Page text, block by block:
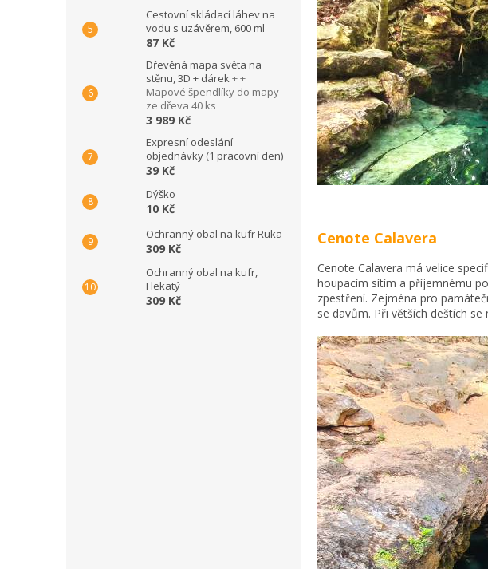
Cestovní skládací láhev na
vodu s uzávěrem, 600 ml
87 Kč
Dřevěná mapa světa na
stěnu, 3D + dárek+ +
Mapové špendlíky do mapy
ze dřeva 40 ks
3 989 Kč
Expresní odeslání
objednávky (1 pracovní den)
39 Kč
Dýško
10 Kč
Ochranný obal na kufr Ruka
309 Kč
Ochranný obal na kufr,
Flekatý
309 Kč
Cenote Calavera
Cenote Calavera má velice
houpacím sítím a příjemnému
zpestření. Zejména pro
se davům. Při větších deštích